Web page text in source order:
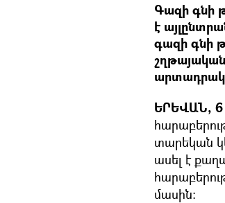
Գազի գնի
է
գազի գնի
ԵՐԵՎԱՆ, 6
տարեկան
ասել է
մասին։